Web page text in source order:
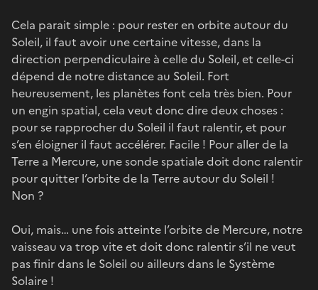
Cela parait simple : pour rester en orbite autour du
Soleil, il faut avoir une certaine vitesse, dans la
direction perpendiculaire à celle du Soleil, et celle-ci
dépend de notre distance au Soleil. Fort
heureusement, les planètes font cela très bien. Pour
un engin spatial, cela veut donc dire deux choses :
pour se rapprocher du Soleil il faut ralentir, et pour
s’en éloigner il faut accélérer. Facile ! Pour aller de la
Terre a Mercure, une sonde spatiale doit donc ralentir
pour quitter l’orbite de la Terre autour du Soleil !
Non ?
Oui, mais… une fois atteinte l’orbite de Mercure, notre
vaisseau va trop vite et doit donc ralentir s’il ne veut
pas finir dans le Soleil ou ailleurs dans le Système
Solaire !